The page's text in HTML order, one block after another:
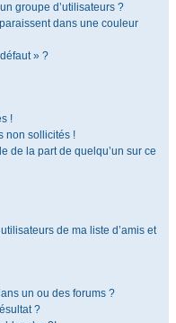
groupe d’utilisateurs ?
dans une couleur
» ?
!
non sollicités !
de la part de quelqu’un sur ce
de ma liste d’amis et
un ou des forums ?
?